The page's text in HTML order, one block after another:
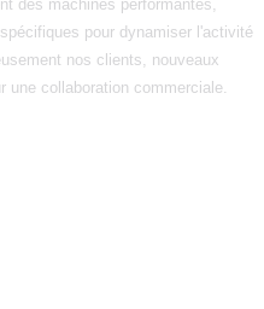
des machines performantes,
pour dynamiser l'activité
nos clients, nouveaux
une collaboration commerciale.